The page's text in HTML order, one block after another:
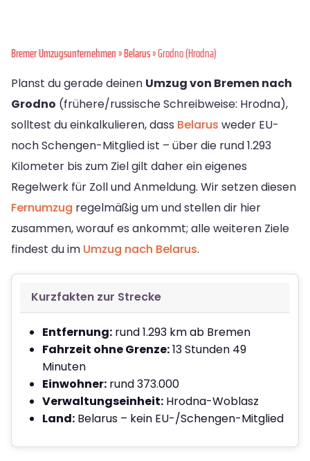
Bremer Umzugsunternehmen»Belarus» Grodno (Hrodna)
Planst du gerade deinen Umzug von Bremen nach
Grodno (frühere/russische Schreibweise: Hrodna),
solltest du einkalkulieren, dass Belarus weder EU-
noch Schengen-Mitglied ist – über die rund 1.293
Kilometer bis zum Ziel gilt daher ein eigenes
Regelwerk für Zoll und Anmeldung. Wir setzen diesen
Fernumzug regelmäßig um und stellen dir hier
zusammen, worauf es ankommt; alle weiteren Ziele
findest du im Umzug nach Belarus.
Kurzfakten zur Strecke
Entfernung: rund 1.293 km ab Bremen
Fahrzeit ohne Grenze:13 Stunden 49
Minuten
Einwohner: rund 373.000
Verwaltungseinheit: Hrodna-Woblasz
Land: Belarus – kein EU-/Schengen-Mitglied